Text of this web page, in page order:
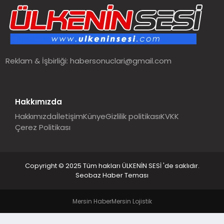
SPOR
MALATYA HABERLERI
Reklam & İşbirliği:habersonuclari@gmail.com
Hakkımızda
HakkımızdaİletişimKünyeGizlilik politikasıKVKK
Çerez Politikası
Copyright © 2025 Tüm hakları ÜLKENİN SESİ 'de saklıdır.
Seobaz Haber Teması
Mersin HaberMersin Lojistik